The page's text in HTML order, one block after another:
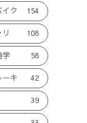
イク 154
108
学 58
ーキ 42
39